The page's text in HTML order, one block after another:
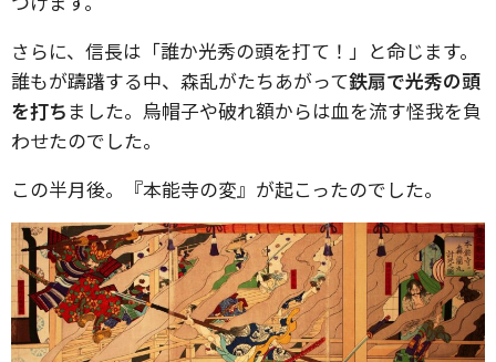
さらに、信長は「誰か光秀の頭を打て！」と命じます。
誰もが躊躇する中、森乱がたちあがって鉄扇で光秀の頭
を打ちました。烏帽子や破れ額からは血を流す怪我を負
わせたのでした。
この半月後。『本能寺の変』が起こったのでした。